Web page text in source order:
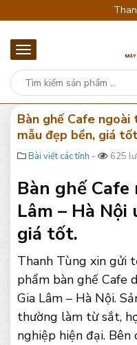
Bàn ghế Cafe ngoài
mẫu đẹp bền, giá
Bài viết các tỉnh - 625
Bàn ghế
Lâm – Hà
giá tốt.
Thanh Tùng xin gửi
phẩm bàn ghế Cafe
Gia Lâm – Hà Nội.
thường làm từ sắt,
nghiệp hiện đại. Bên